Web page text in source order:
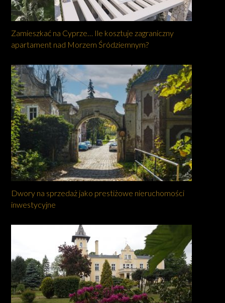
Zamieszkać na Cyprze… Ile kosztuje zagraniczny
apartament nad Morzem Śródziemnym?
Dwory na sprzedaż jako prestiżowe nieruchomości
inwestycyjne